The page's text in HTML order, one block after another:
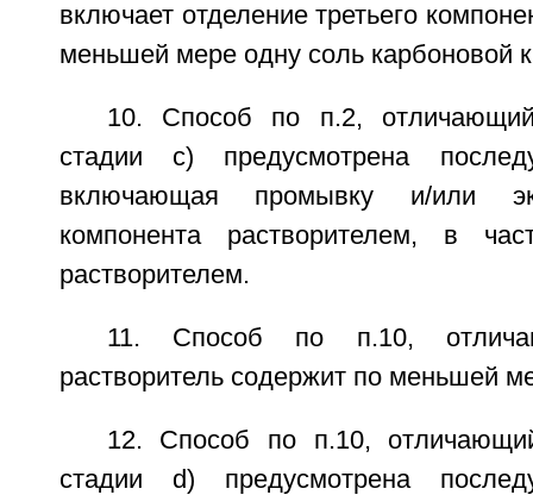
включает отделение третьего
меньшей мере одну соль карбоновой
10. Способ по п.2,
стадии с) предусмотрена
включающая промывку и/или
компонента растворителем, в
растворителем.
11. Способ по п.10,
растворитель содержит по меньшей
12. Способ по п.10,
стадии d) предусмотрена